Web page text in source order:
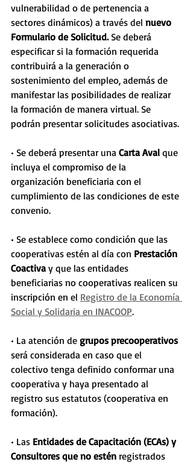
vulnerabilidad o de pertenencia a
sectores dinámicos) a través del nuevo
Formulario de Solicitud. Se deberá
especificar si la formación requerida
contribuirá a la generación o
sostenimiento del empleo, además de
manifestar las posibilidades de realizar
la formación de manera virtual. Se
podrán presentar solicitudes asociativas.
• Se deberá presentar una Carta Aval que
incluya el compromiso de la
organización beneficiaria con el
cumplimiento de las condiciones de este
convenio.
• Se establece como condición que las
cooperativas estén al día con Prestación
Coactiva y que las entidades
beneficiarias no cooperativas realicen su
inscripción en el Registro de la Economía
Social y Solidaria en INACOOP.
• La atención de grupos precooperativos
será considerada en caso que el
colectivo tenga definido conformar una
cooperativa y haya presentado al
registro sus estatutos (cooperativa en
formación).
• Las Entidades de Capacitación (ECAs) y
Consultores que no estén registrados